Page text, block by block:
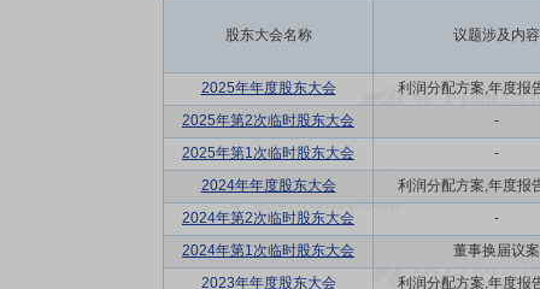
股东大会名称 议题涉及内容
2025年年度股东大会
利润分配方案,年度报
2025年第2次临时股东大会
-
2025年第1次临时股东大会
-
2024年年度股东大会
利润分配方案,年度报
2024年第2次临时股东大会
-
2024年第1次临时股东大会
董事换届议案
2023年年度股东大会
利润分配方案,年度报